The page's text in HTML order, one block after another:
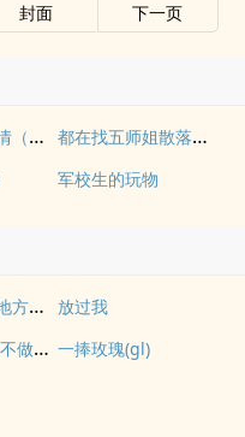
封面 下一页
禁止吸血鬼发情（姐狗高H 1v1） 都在找五师姐散落的法宝
军校生的玩物
太阳照不到的地方【百合 s】
放过我
画壁【女出轨 不做会死h】 一捧玫瑰(gl)